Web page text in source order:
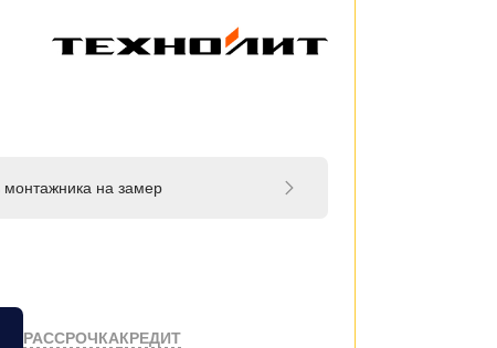
монтажника на замер
РАССРОЧКАКРЕДИТ